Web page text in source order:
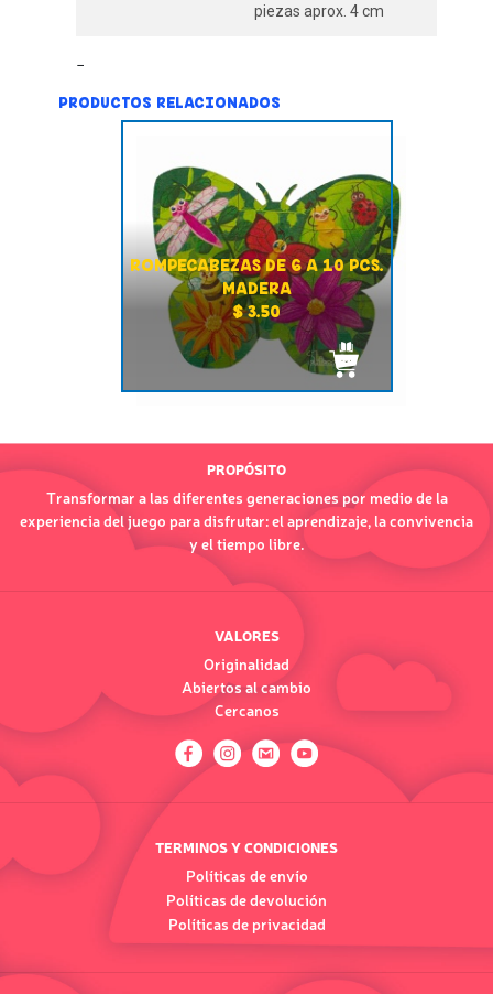
piezas aprox. 4 cm
PRODUCTOS RELACIONADOS
ROMPECABEZAS DE 6 A 10 PCS.
MADERA
$ 3.50
PROPÓSITO
Transformar a las diferentes generaciones por medio de la
experiencia del juego para disfrutar: el aprendizaje, la convivencia
y el tiempo libre.
VALORES
Originalidad
Abiertos al cambio
Cercanos
TERMINOS Y CONDICIONES
Políticas de envío
Políticas de devolución
Políticas de privacidad